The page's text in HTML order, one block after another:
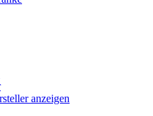
anzeigen